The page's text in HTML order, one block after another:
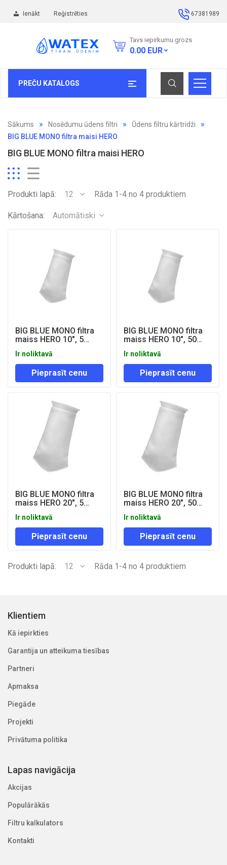
Ienākt Reģistrēties 67381989
Tavs iepirkumu grozs
0.00 EUR
PREČU KATALOGS
Sākums Nosēdumu ūdens filtri
Ūdens filtru kārtridži
BIG BLUE MONO filtra maisi HERO
BIG BLUE MONO filtra maisi HERO
Produkti lapā: 12 Rāda 1-4 no 4 produktiem
Kārtošana: Automātiski
BIG BLUE MONO filtra
maiss HERO 10", 5
Ir noliktavā
Pieprasīt cenu
BIG BLUE MONO filtra
maiss HERO 10", 50
Ir noliktavā
Pieprasīt cenu
BIG BLUE MONO filtra
maiss HERO 20", 5
Ir noliktavā
Pieprasīt cenu
BIG BLUE MONO filtra
maiss HERO 20", 50
Ir noliktavā
Pieprasīt cenu
Produkti lapā: 12 Rāda 1-4 no 4 produktiem
Klientiem
Kā iepirkties
Garantija un atteikuma tiesības
Partneri
Apmaksa
Piegāde
Projekti
Privātuma politika
Lapas navigācija
Akcijas
Populārākās
Filtru kalkulators
Kontakti